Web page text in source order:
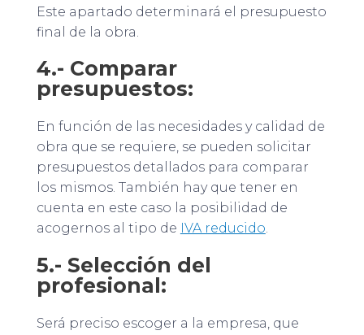
Este apartado determinará el presupuesto
final de la obra.
4.- Comparar
presupuestos:
En función de las necesidades y calidad de
obra que se requiere, se pueden solicitar
presupuestos detallados para comparar
los mismos. También hay que tener en
cuenta en este caso la posibilidad de
acogernos al tipo de IVA reducido.
5.- Selección del
profesional:
Será preciso escoger a la empresa, que